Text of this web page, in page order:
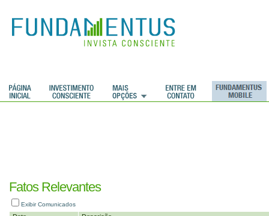
Fatos Relevantes
Exibir Comunicados